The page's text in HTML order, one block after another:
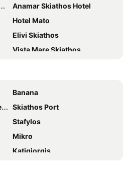
Anamar Skiathos Hotel
Hotel Mato
Elivi Skiathos
Vista Mare Skiathos
Radisson Resort Plaza Skiathos
Skiathos Avaton Suites & Villas, Philian Hotels and Resorts
Hotel Rene
Hotel Akti
Alkyon Hotel Skiathos
Banana
Skiathos Port
Stafylos
Mikro
Katigiorgis